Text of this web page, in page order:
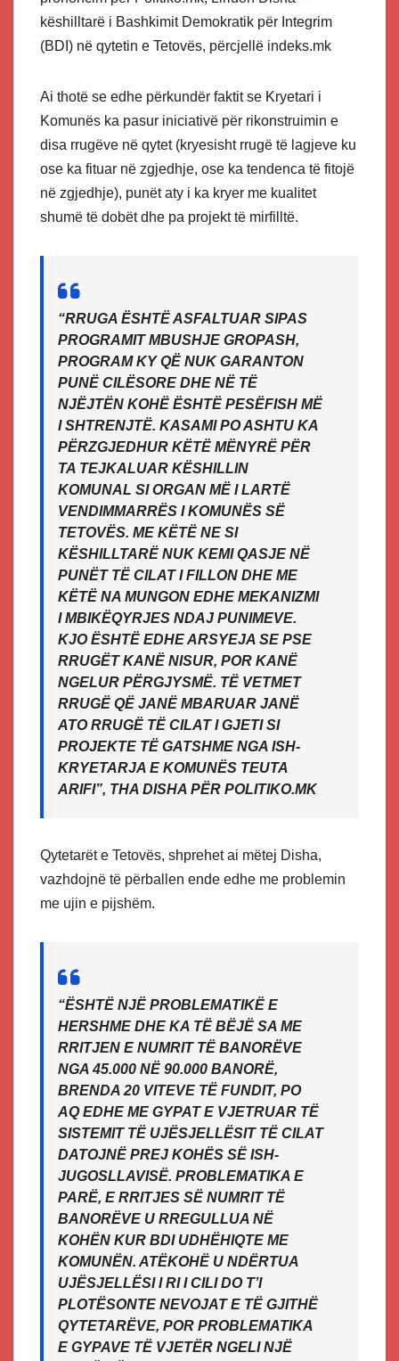
këshilltarë i Bashkimit Demokratik për Integrim
(BDI) në qytetin e Tetovës, përcjellë indeks.mk
Ai thotë se edhe përkundër faktit se Kryetari i
Komunës ka pasur iniciativë për rikonstruimin e
disa rrugëve në qytet (kryesisht rrugë të lagjeve ku
ose ka fituar në zgjedhje, ose ka tendenca të fitojë
në zgjedhje), punët aty i ka kryer me kualitet
shumë të dobët dhe pa projekt të mirfilltë.
“RRUGA ËSHTË ASFALTUAR SIPAS
PROGRAMIT MBUSHJE GROPASH,
PROGRAM KY QË NUK GARANTON
PUNË CILËSORE DHE NË TË
NJËJTËN KOHË ËSHTË PESËFISH MË
I SHTRENJTË. KASAMI PO ASHTU KA
PËRZGJEDHUR KËTË MËNYRË PËR
TA TEJKALUAR KËSHILLIN
KOMUNAL SI ORGAN MË I LARTË
VENDIMMARRËS I KOMUNËS SË
TETOVËS. ME KËTË NE SI
KËSHILLTARË NUK KEMI QASJE NË
PUNËT TË CILAT I FILLON DHE ME
KËTË NA MUNGON EDHE MEKANIZMI
I MBIKËQYRJES NDAJ PUNIMEVE.
KJO ËSHTË EDHE ARSYEJA SE PSE
RRUGËT KANË NISUR, POR KANË
NGELUR PËRGJYSMË. TË VETMET
RRUGË QË JANË MBARUAR JANË
ATO RRUGË TË CILAT I GJETI SI
PROJEKTE TË GATSHME NGA ISH-
KRYETARJA E KOMUNËS TEUTA
ARIFI”, THA DISHA PËR POLITIKO.MK
Qytetarët e Tetovës, shprehet ai mëtej Disha,
vazhdojnë të përballen ende edhe me problemin
me ujin e pijshëm.
“ËSHTË NJË PROBLEMATIKË E
HERSHME DHE KA TË BËJË SA ME
RRITJEN E NUMRIT TË BANORËVE
NGA 45.000 NË 90.000 BANORË,
BRENDA 20 VITEVE TË FUNDIT, PO
AQ EDHE ME GYPAT E VJETRUAR TË
SISTEMIT TË UJËSJELLËSIT TË CILAT
DATOJNË PREJ KOHËS SË ISH-
JUGOSLLAVISË. PROBLEMATIKA E
PARË, E RRITJES SË NUMRIT TË
BANORËVE U RREGULLUA NË
KOHËN KUR BDI UDHËHIQTE ME
KOMUNËN. ATËKOHË U NDËRTUA
UJËSJELLËSI I RI I CILI DO T’I
PLOTËSONTE NEVOJAT E TË GJITHË
QYTETARËVE, POR PROBLEMATIKA
E GYPAVE TË VJETËR NGELI NJË